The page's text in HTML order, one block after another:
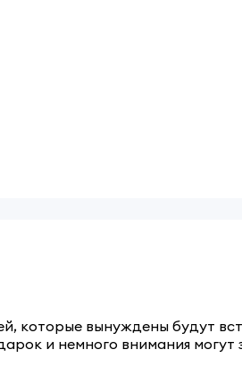
которые вынуждены будут
и немного внимания